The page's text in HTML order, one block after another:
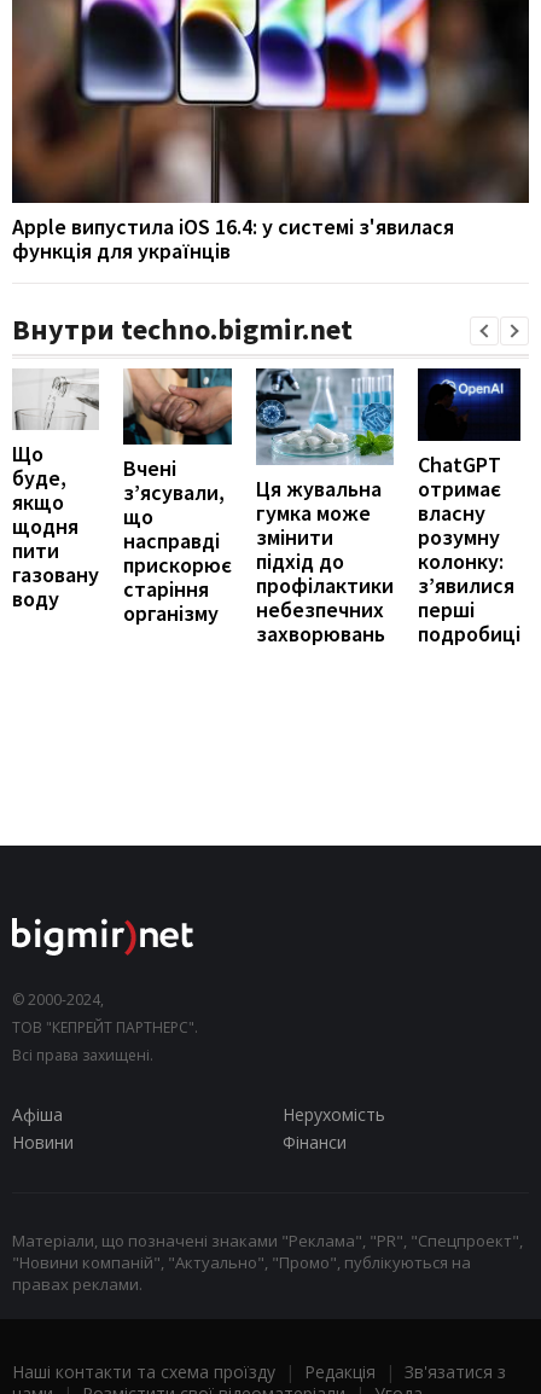
Apple випустила iOS 16.4: у системі з'явилася
функція для українців
Внутри techno.bigmir.net
Що
буде,
якщо
щодня
пити
газовану
воду
Вчені
з’ясували,
що
насправді
прискорює
старіння
організму
Ця жувальна
гумка може
змінити
підхід до
профілактики
небезпечних
захворювань
ChatGPT
отримає
власну
розумну
колонку:
з’явилися
перші
подробиці
© 2000-2024,
ТОВ "КЕПРЕЙТ ПАРТНЕРС".
Всі права захищені.
Афіша
Нерухомість
Новини
Фінанси
Матеріали, що позначені знаками "Реклама", "PR", "Спецпроект",
"Новини компаній", "Актуально", "Промо", публікуються на
правах реклами.
Наші контакти та схема проїзду | Редакція | Зв'язатися з